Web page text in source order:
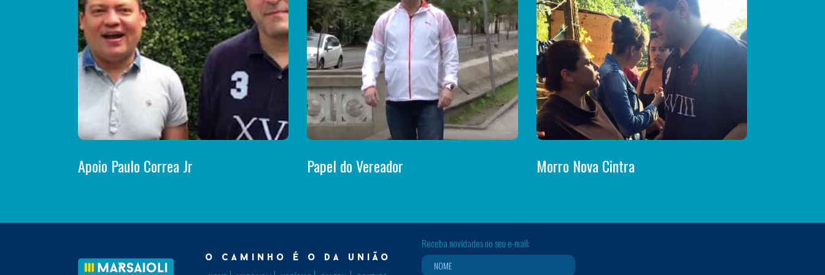
Apoio Paulo Correa Jr Papel do Vereador Morro Nova Cintra
o caminho é o da união
Receba novidades no seu e-mail: